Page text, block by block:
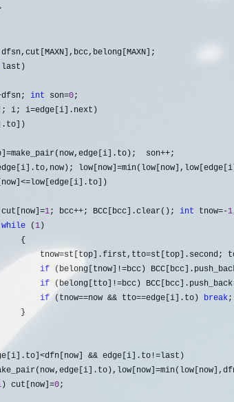
last)
int son=0;
i; i=edge[i].next)
son++;
low[now]
=
low[edge[i].to])
=1; bcc++; BCC[bcc].clear(); int tnow=-1
while ( 1)
{
tnow
=st[top].first,tto=st[top].second;
if (belong[tnow]!=bcc)
if (belong[tto]!=bcc)
if (tnow==now && tto==edge[i].to) break;
}
&& edge[i].to!=last)
) cut[now]=0;